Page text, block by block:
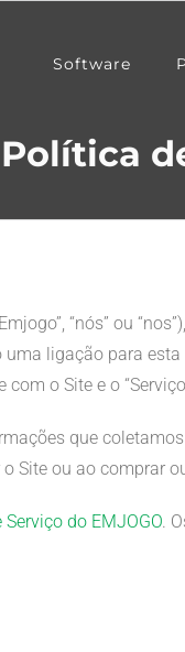
Software
Política
“nós” ou
ligação para
o Site e o
que
Site ou ao comprar
Serviço do EMJOGO.